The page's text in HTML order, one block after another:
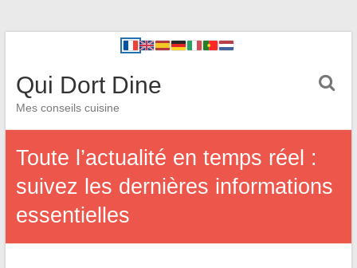
Qui Dort Dine
Mes conseils cuisine
Toute l’actualité en temps réel :
suivez les dernières informations
essentielles